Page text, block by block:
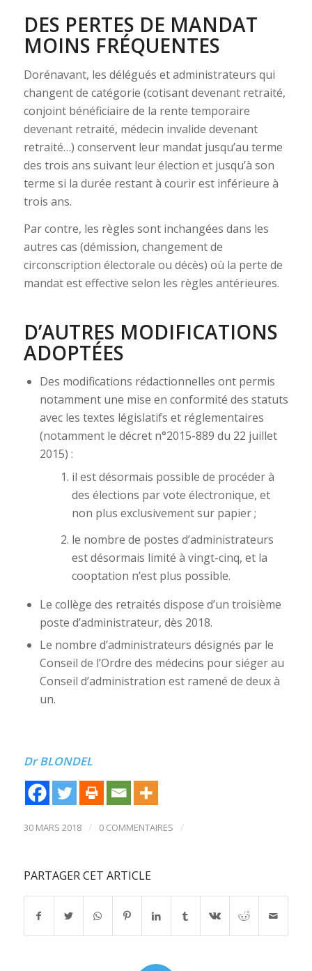
DES PERTES DE MANDAT
MOINS FRÉQUENTES
Dorénavant, les délégués et administrateurs qui
changent de catégorie (cotisant devenant retraité,
conjoint bénéficiaire de la rente temporaire
devenant retraité, médecin invalide devenant
retraité…) conservent leur mandat jusqu’au terme
des trois ans suivant leur élection et jusqu’à son
terme si la durée restant à courir est inférieure à
trois ans.
Par contre, les règles sont inchangées dans les
autres cas (démission, changement de
circonscription électorale ou décès) où la perte de
mandat est effective selon les règles antérieures.
D’AUTRES MODIFICATIONS
ADOPTÉES
Des modifications rédactionnelles ont permis
notamment une mise en conformité des statuts
avec les textes législatifs et réglementaires
(notamment le décret n°2015-889 du 22 juillet
2015) :
il est désormais possible de procéder à
des élections par vote électronique, et
non plus exclusivement sur papier ;
le nombre de postes d’administrateurs
est désormais limité à vingt-cinq, et la
cooptation n’est plus possible.
Le collège des retraités dispose d’un troisième
poste d’administrateur, dès 2018.
Le nombre d’administrateurs désignés par le
Conseil de l’Ordre des médecins pour siéger au
Conseil d’administration est ramené de deux à
un.
Dr BLONDEL
30 MARS 2018 / 0 COMMENTAIRES /
PARTAGER CET ARTICLE